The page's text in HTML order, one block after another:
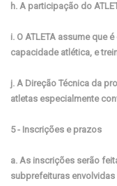
h. A participação do
i. O ATLETA assume que
capacidade atlética, e
j. A Direção Técnica da
atletas especialmente
5 - Inscrições e prazos
a. As inscrições serão
subprefeituras